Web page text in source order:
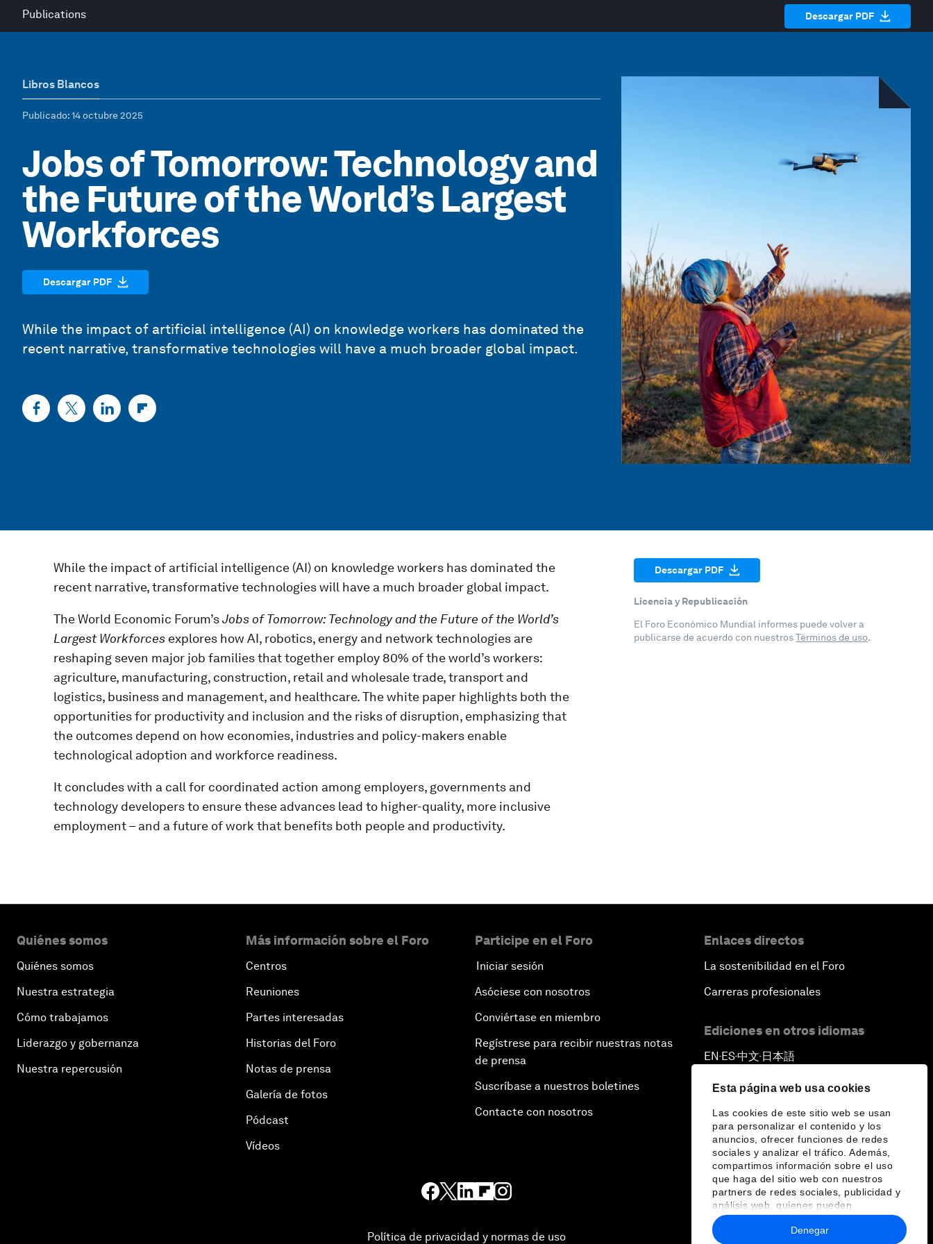
Esta página web usa cookies
Las cookies de este sitio web se usan
para personalizar el contenido y los
anuncios, ofrecer funciones de redes
sociales y analizar el tráfico. Además,
compartimos información sobre el uso
que haga del sitio web con nuestros
partners de redes sociales, publicidad y
análisis web, quienes pueden
combinarla con otra información que les
haya proporcionado o que hayan
Denegar
Publications Descargar PDF
Libros Blancos
Publicado: 14 octubre 2025
Jobs of Tomorrow: Technology and
the Future of the World’s Largest
Workforces
Descargar PDF
While the impact of artificial intelligence (AI) on knowledge workers has dominated the
recent narrative, transformative technologies will have a much broader global impact.
While the impact of artificial intelligence (AI) on knowledge workers has dominated the
recent narrative, transformative technologies will have a much broader global impact.
The World Economic Forum’sJobs of Tomorrow: Technology and the Future of the World’s
Largest Workforcesexplores how AI, robotics, energy and network technologies are
reshaping seven major job families that together employ 80% of the world’s workers:
agriculture, manufacturing, construction, retail and wholesale trade, transport and
logistics, business and management, and healthcare. The white paper highlights both the
opportunities for productivity and inclusion and the risks of disruption, emphasizing that
the outcomes depend on how economies, industries and policy-makers enable
technological adoption and workforce readiness.
It concludes with a call for coordinated action among employers, governments and
technology developers to ensure these advances lead to higher-quality, more inclusive
employment – and a future of work that benefits both people and productivity.
Descargar PDF
Licencia y Republicación
El Foro Económico Mundial informes puede volver a
publicarse de acuerdo con nuestrosTérminos de uso.
Quiénes somos
Quiénes somos
Nuestra estrategia
Cómo trabajamos
Liderazgo y gobernanza
Nuestra repercusión
Más información sobre el Foro
Centros
Reuniones
Partes interesadas
Historias del Foro
Notas de prensa
Galería de fotos
Pódcast
Vídeos
Participe en el Foro
Iniciar sesión
Asóciese con nosotros
Conviértase en miembro
Regístrese para recibir nuestras notas
de prensa
Suscríbase a nuestros boletines
Contacte con nosotros
Enlaces directos
La sostenibilidad en el Foro
Carreras profesionales
Ediciones en otros idiomas
EN ▪ ES▪中文▪ 日本語
Política de privacidad y normas de uso